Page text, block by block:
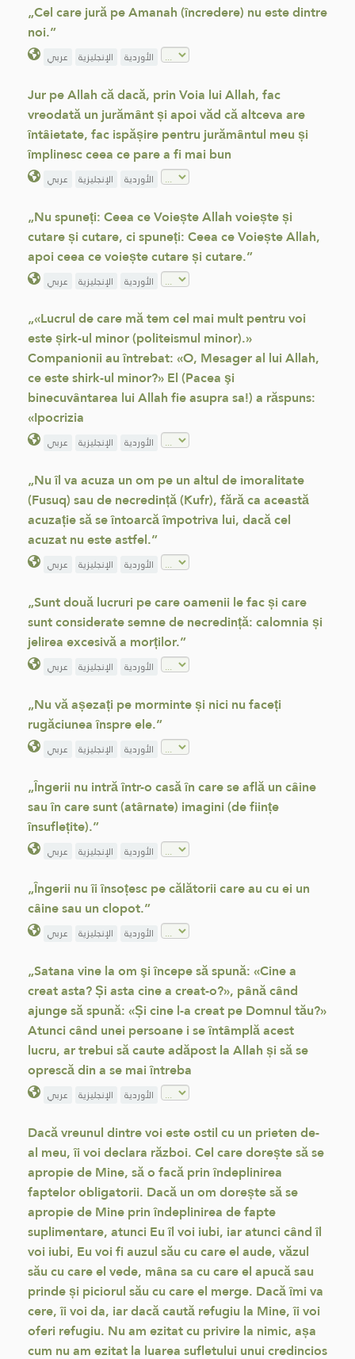
„Cel care jură pe Amanah (încredere) nu este dintre
noi.”
عربي الإنجليزية الأوردية
Jur pe Allah că dacă, prin Voia lui Allah, fac
vreodată un jurământ și apoi văd că altceva are
întâietate, fac ispășire pentru jurământul meu și
împlinesc ceea ce pare a fi mai bun
عربي الإنجليزية الأوردية
„Nu spuneți: Ceea ce Voiește Allah voiește și
cutare și cutare, ci spuneți: Ceea ce Voiește Allah,
apoi ceea ce voiește cutare și cutare.”
عربي الإنجليزية الأوردية
„«Lucrul de care mă tem cel mai mult pentru voi
este șirk-ul minor (politeismul minor).»
Companionii au întrebat: «O, Mesager al lui Allah,
ce este shirk-ul minor?» El (Pacea şi
binecuvântarea lui Allah fie asupra sa!) a răspuns:
«Ipocrizia
عربي الإنجليزية الأوردية
„Nu îl va acuza un om pe un altul de imoralitate
(Fusuq) sau de necredință (Kufr), fără ca această
acuzație să se întoarcă împotriva lui, dacă cel
acuzat nu este astfel.”
عربي الإنجليزية الأوردية
„Sunt două lucruri pe care oamenii le fac și care
sunt considerate semne de necredință: calomnia și
jelirea excesivă a morților.”
عربي الإنجليزية الأوردية
„Nu vă așezați pe morminte și nici nu faceți
rugăciunea înspre ele.”
عربي الإنجليزية الأوردية
„Îngerii nu intră într-o casă în care se află un câine
sau în care sunt (atârnate) imagini (de ființe
însuflețite).”
عربي الإنجليزية الأوردية
„Îngerii nu îi însoțesc pe călătorii care au cu ei un
câine sau un clopot.”
عربي الإنجليزية الأوردية
„Satana vine la om şi începe să spună: «Cine a
creat asta? Și asta cine a creat-o?», până când
ajunge să spună: «Și cine l-a creat pe Domnul tău?»
Atunci când unei persoane i se întâmplă acest
lucru, ar trebui să caute adăpost la Allah și să se
oprescă din a se mai întreba
عربي الإنجليزية الأوردية
Dacă vreunul dintre voi este ostil cu un prieten de-
al meu, îi voi declara război. Cel care dorește să se
apropie de Mine, să o facă prin îndeplinirea
faptelor obligatorii. Dacă un om dorește să se
apropie de Mine prin îndeplinirea de fapte
suplimentare, atunci Eu îl voi iubi, iar atunci când îl
voi iubi, Eu voi fi auzul său cu care el aude, văzul
său cu care el vede, mâna sa cu care el apucă sau
prinde și piciorul său cu care el merge. Dacă îmi va
cere, îi voi da, iar dacă caută refugiu la Mine, îi voi
oferi refugiu. Nu am ezitat cu privire la nimic, așa
cum nu am ezitat la luarea sufletului unui credincios